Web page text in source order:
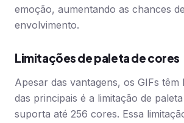
emoção, aumentando as chances
envolvimento.
Limitações de paleta de cores
Apesar das vantagens, os GIFs têm
das principais é a limitação de
suporta até 256 cores. Essa